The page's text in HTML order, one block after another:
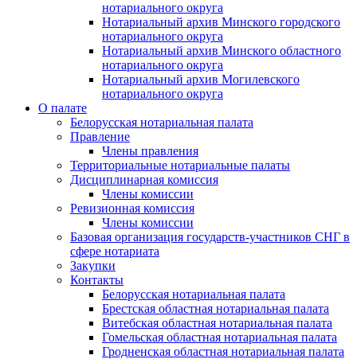
нотариального округа
Нотариальный архив Минского городского
нотариального округа
Нотариальный архив Минского областного
нотариального округа
Нотариальный архив Могилевского
нотариального округа
О палате
Белорусская нотариальная палата
Правление
Члены правления
Территориальные нотариальные палаты
Дисциплинарная комиссия
Члены комиссии
Ревизионная комиссия
Члены комиссии
Базовая организация государств-участников СНГ в
сфере нотариата
Закупки
Контакты
Белорусская нотариальная палата
Брестская областная нотариальная палата
Витебская областная нотариальная палата
Гомельская областная нотариальная палата
Гродненская областная нотариальная палата